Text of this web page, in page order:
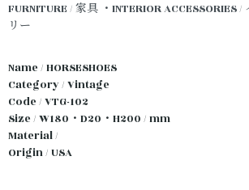
FURNITURE / 家具 ・INTERIOR
リー
Name / HORSESHOES
Category / Vintage
Code / VTG-102
Size / W180・D20・H200 / mm
Material /
Origin / USA